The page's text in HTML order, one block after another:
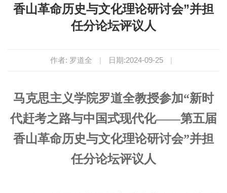
香山革命历史与文化理论研讨会”并担
任分论坛评议人
作者: 罗道全 | 日期:2024-09-25 |
马克思主义学院罗道全教授参加“新时
代赶考之路与中国式现代化——第五届
香山革命历史与文化理论研讨会”并担
任分论坛评议人